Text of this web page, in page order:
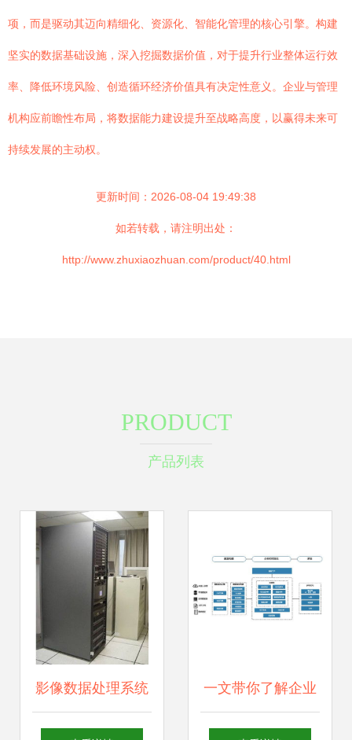
项，而是驱动其迈向精细化、资源化、智能化管理的核心引擎。构建
坚实的数据基础设施，深入挖掘数据价值，对于提升行业整体运行效
率、降低环境风险、创造循环经济价值具有决定性意义。企业与管理
机构应前瞻性布局，将数据能力建设提升至战略高度，以赢得未来可
持续发展的主动权。
更新时间：2026-08-04 19:49:38
如若转载，请注明出处：
http://www.zhuxiaozhuan.com/product/40.html
PRODUCT
产品列表
影像数据处理系统
Pixel Factory的存
一文带你了解企业
上云数据分析首选